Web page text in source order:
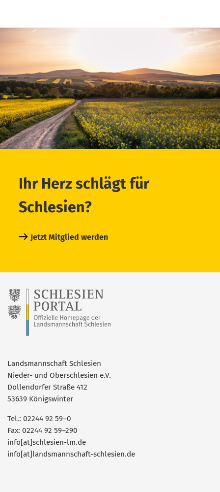
Ihr Herz schlägt für
Schlesien?
Jetzt Mitglied werden
Landsmannschaft Schlesien
Nieder- und Oberschlesien e.V.
Dollendorfer Straße 412
53639 Königswinter
Tel.: 02244 92 59–0
Fax: 02244 92 59–290
info[at]schlesien-lm.de
info[at]landsmannschaft-schlesien.de